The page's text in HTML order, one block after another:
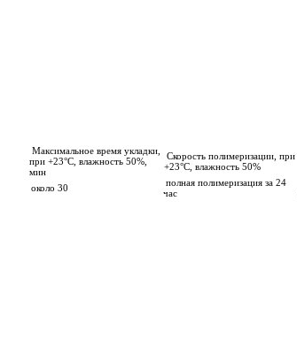
Максимальное время укладки,
при +23°С, влажность 50%,
мин
Скорость полимеризации, при
+23°С, влажность 50%
около 30
полная полимеризация за 24
час